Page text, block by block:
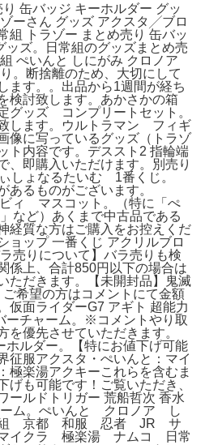
缶バッジ キーホルダー グッ
ーさん グッズ アクスタ╱ブロ
組 トラゾー まとめ売り 缶バッ
ッズ。日常組のグッズまとめ売
ぺいんと しにがみ クロノア
。断捨離のため、大切にして
ます。。出品から1週間が経ち
検討致します。あかさかの箱
グッズ コンプリートセット。
します。ウルトラマン フィギ
像に写っているグッズ（トラゾ
ト内容です。デススト2 指輪端
、即購入いただけます。別売り
ょなるたいむ 1番くじ。
あるものがございます。
ィ マスコット。（特に「ぺ
など）あくまで中古品である
経質な方はご購入をお控えくだ
ョップ 一番くじ アクリルブロ
売りについて】バラ売りも検
係上、合計850円以下の場合は
ただきます。【未開封品】鬼滅
希望の方はコメントにて金額
仮面ライダーG7 アギト 超能力
ーチャーム。※コメントやり取
を優先させていただきます。
ホルダー。【特にお値下げ可能
征服アクスタ・ぺいんと：マイ
極楽湯アクキーこれらを含むま
げも可能です！ご覧いただき、
ールドトリガー 荒船哲次 香水
ーム。ぺいんと クロノア し
組 京都 和服 忍者 JR サ
イクラ 極楽湯 ナムコ 日常